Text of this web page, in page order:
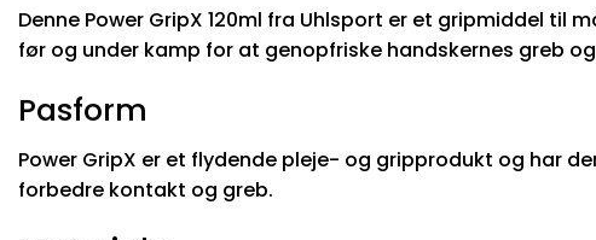
Denne Power GripX 120ml fra Uhlsport er et gripmiddel
før og under kamp for at genopfriske handskernes greb
Pasform
Power GripX er et flydende pleje- og gripprodukt og har
forbedre kontakt og greb.